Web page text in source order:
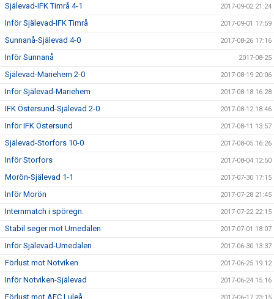
Själevad-IFK Timrå 4-1 2017-09-02 21:24
Inför Själevad-IFK Timrå 2017-09-01 17:59
Sunnanå-Själevad 4-0 2017-08-26 17:16
Inför Sunnanå 2017-08-25
Själevad-Mariehem 2-0 2017-08-19 20:06
Inför Själevad-Mariehem 2017-08-18 16:28
IFK Östersund-Själevad 2-0 2017-08-12 18:46
Inför IFK Östersund 2017-08-11 13:57
Själevad-Storfors 10-0 2017-08-05 16:26
Inför Storfors 2017-08-04 12:50
Morön-Själevad 1-1 2017-07-30 17:15
Inför Morön 2017-07-28 21:45
Internmatch i spöregn. 2017-07-22 22:15
Stabil seger mot Umedalen 2017-07-01 18:07
Inför Själevad-Umedalen 2017-06-30 13:37
Förlust mot Notviken 2017-06-25 19:12
Inför Notviken-Själevad 2017-06-24 15:16
Förlust mot AFC Luleå 2017-06-17 23:15